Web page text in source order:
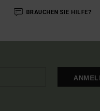
BRAUCHEN SIE HILFE?